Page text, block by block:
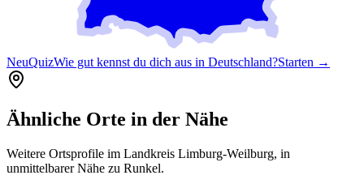
NeuQuizWie gut kennst du dich aus in Deutschland?Starten →
Ähnliche Orte in der Nähe
Weitere Ortsprofile im Landkreis Limburg-Weilburg, in
unmittelbarer Nähe zu Runkel.